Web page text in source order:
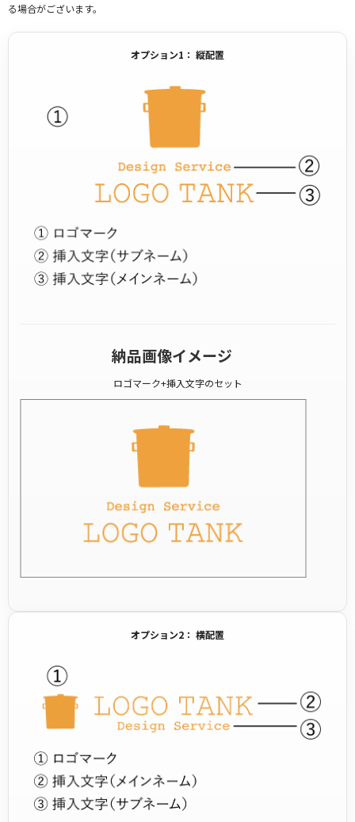
る場合がございます。
オプション1： 縦配置
納品画像イメージ
ロゴマーク+挿入文字のセット
オプション2： 横配置